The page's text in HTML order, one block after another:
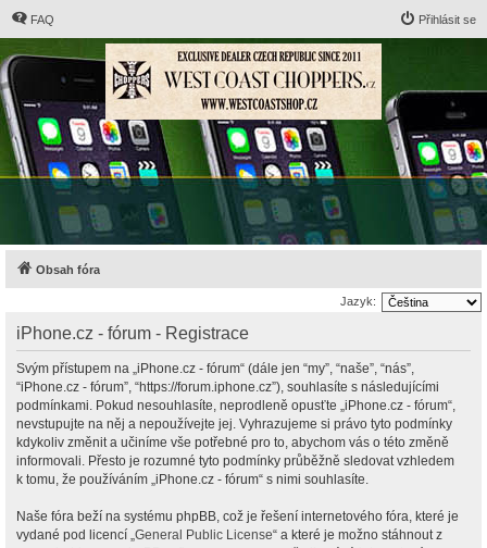
FAQ Přihlásit se
Obsah fóra
Jazyk:
iPhone.cz - fórum - Registrace
Svým přístupem na „iPhone.cz - fórum“ (dále jen “my”, “naše”, “nás”,
“iPhone.cz - fórum”, “https://forum.iphone.cz”), souhlasíte s následujícími
podmínkami. Pokud nesouhlasíte, neprodleně opusťte „iPhone.cz - fórum“,
nevstupujte na něj a nepoužívejte jej. Vyhrazujeme si právo tyto podmínky
kdykoliv změnit a učiníme vše potřebné pro to, abychom vás o této změně
informovali. Přesto je rozumné tyto podmínky průběžně sledovat vzhledem
k tomu, že používáním „iPhone.cz - fórum“ s nimi souhlasíte.
Naše fóra beží na systému phpBB, což je řešení internetového fóra, které je
vydané pod licencí „General Public License“ a které je možno stáhnout z